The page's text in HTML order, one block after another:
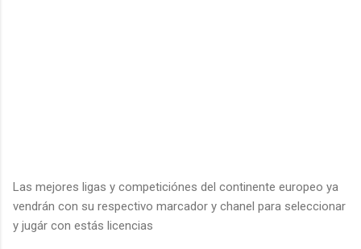
Las mejores ligas y competiciónes del continente europeo ya
vendrán con su respectivo marcador y chanel para seleccionar
y jugár con estás licencias